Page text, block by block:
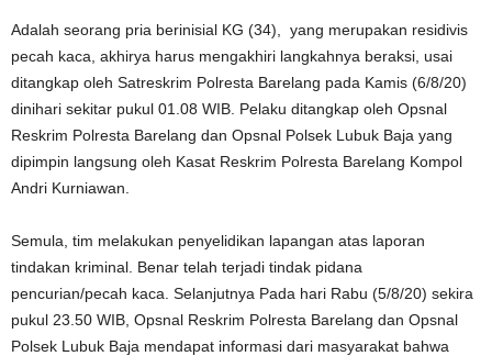
Adalah seorang pria berinisial KG (34), yang merupakan residivis
pecah kaca, akhirya harus mengakhiri langkahnya beraksi, usai
ditangkap oleh Satreskrim Polresta Barelang pada Kamis (6/8/20)
dinihari sekitar pukul 01.08 WIB. Pelaku ditangkap oleh Opsnal
Reskrim Polresta Barelang dan Opsnal Polsek Lubuk Baja yang
dipimpin langsung oleh Kasat Reskrim Polresta Barelang Kompol
Andri Kurniawan.
Semula, tim melakukan penyelidikan lapangan atas laporan
tindakan kriminal. Benar telah terjadi tindak pidana
pencurian/pecah kaca. Selanjutnya Pada hari Rabu (5/8/20) sekira
pukul 23.50 WIB, Opsnal Reskrim Polresta Barelang dan Opsnal
Polsek Lubuk Baja mendapat informasi dari masyarakat bahwa